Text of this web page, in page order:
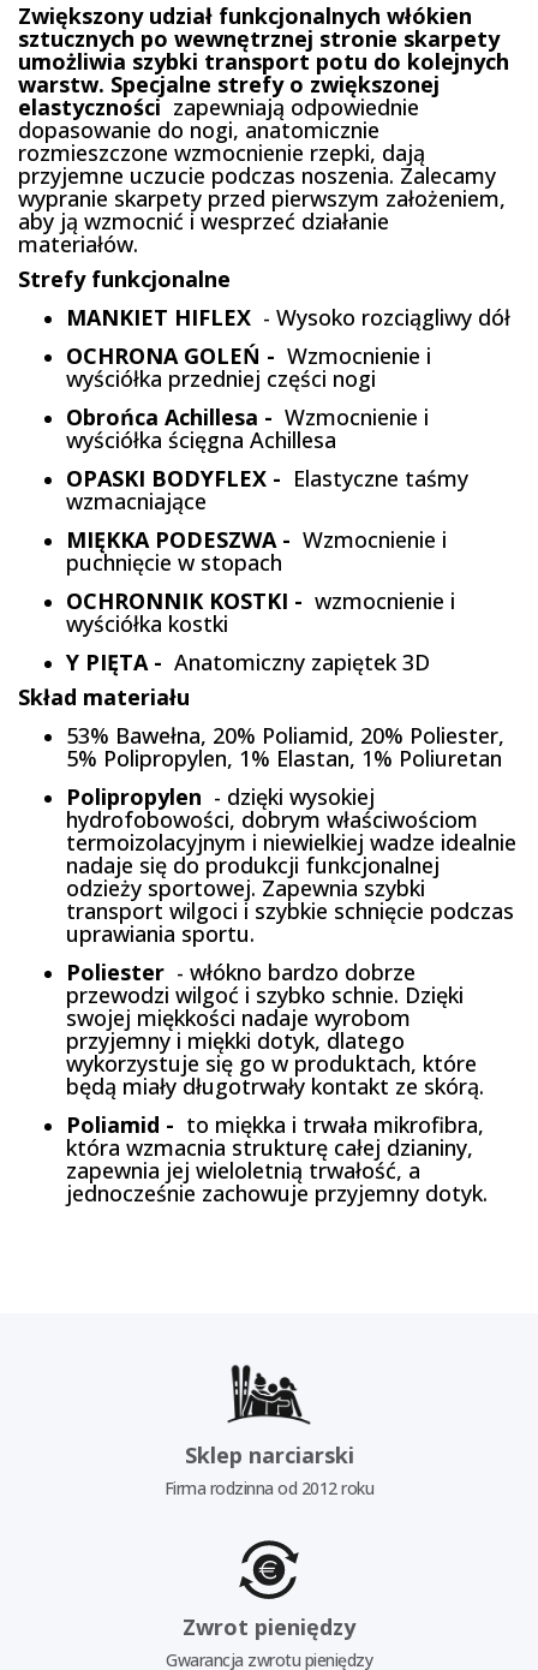
Zwiększony udział funkcjonalnych włókien
sztucznych po wewnętrznej stronie skarpety
umożliwia szybki transport potu do kolejnych
warstw. Specjalne strefy o zwiększonej
elastycznościzapewniają odpowiednie
dopasowanie do nogi, anatomicznie
rozmieszczone wzmocnienie rzepki, dają
przyjemne uczucie podczas noszenia. Zalecamy
wypranie skarpety przed pierwszym założeniem,
aby ją wzmocnić i wesprzeć działanie
materiałów.
Strefy funkcjonalne
MANKIET HIFLEX - Wysoko rozciągliwy dół
OCHRONA GOLEŃ - Wzmocnienie i
wyściółka przedniej części nogi
Obrońca Achillesa - Wzmocnienie i
wyściółka ścięgna Achillesa
OPASKI BODYFLEX - Elastyczne taśmy
wzmacniające
MIĘKKA PODESZWA - Wzmocnienie i
puchnięcie w stopach
OCHRONNIK KOSTKI - wzmocnienie i
wyściółka kostki
Y PIĘTA - Anatomiczny zapiętek 3D
Skład materiału
53% Bawełna, 20% Poliamid, 20% Poliester,
5% Polipropylen, 1% Elastan, 1% Poliuretan
Polipropylen - dzięki wysokiej
hydrofobowości, dobrym właściwościom
termoizolacyjnym i niewielkiej wadze idealnie
nadaje się do produkcji funkcjonalnej
odzieży sportowej. Zapewnia szybki
transport wilgoci i szybkie schnięcie podczas
uprawiania sportu.
Poliester - włókno bardzo dobrze
przewodzi wilgoć i szybko schnie. Dzięki
swojej miękkości nadaje wyrobom
przyjemny i miękki dotyk, dlatego
wykorzystuje się go w produktach, które
będą miały długotrwały kontakt ze skórą.
Poliamid - to miękka i trwała mikrofibra,
która wzmacnia strukturę całej dzianiny,
zapewnia jej wieloletnią trwałość, a
jednocześnie zachowuje przyjemny dotyk.
Sklep narciarski
Firma rodzinna od 2012 roku
Zwrot pieniędzy
Gwarancja zwrotu pieniędzy